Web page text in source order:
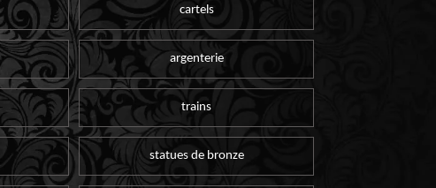
cartels
argenterie
trains
statues de bronze